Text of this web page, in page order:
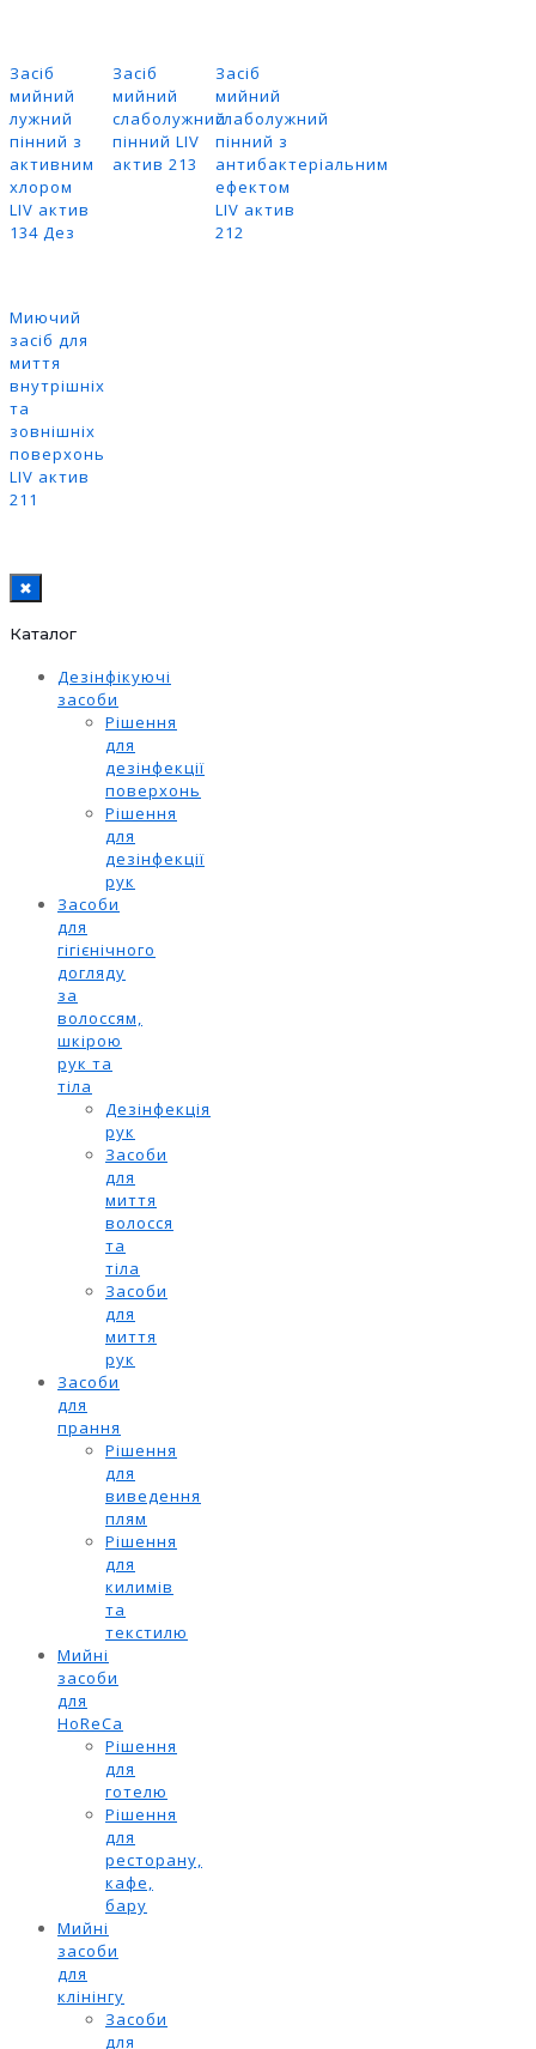
Засіб
мийний
лужний
пінний з
активним
хлором
LIV актив
134 Дез
Засіб
мийний
слаболужний
пінний LIV
актив 213
Засіб
мийний
слаболужний
пінний з
антибактеріальним
ефектом
LIV актив
212
Миючий
засіб для
миття
внутрішніх
та
зовнішніх
поверхонь
LIV актив
211
✖
Каталог
Дезінфікуючі
засоби
Рішення
для
дезінфекції
поверхонь
Рішення
для
дезінфекції
рук
Засоби
для
гігієнічного
догляду
за
волоссям,
шкірою
рук та
тіла
Дезінфекція
рук
Засоби
для
миття
волосся
та
тіла
Засоби
для
миття
рук
Засоби
для
прання
Рішення
для
виведення
плям
Рішення
для
килимів
та
текстилю
Мийні
засоби
для
HoReCa
Рішення
для
готелю
Рішення
для
ресторану,
кафе,
бару
Мийні
засоби
для
клінінгу
Засоби
для